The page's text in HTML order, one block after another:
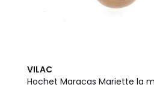
VILAC
Hochet Maracas Mariette la